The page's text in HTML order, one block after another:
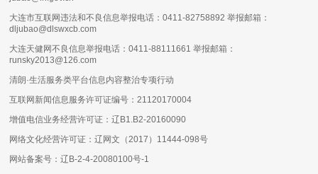
大连市互联网违法和不良信息举报电话：0411-82758892 举报邮箱：
dljubao@dlswxcb.com
大连天健网不良信息举报电话：0411-88111661 举报邮箱：
runsky2013@126.com
清朗·生活服务类平台信息内容整治专项行动
互联网新闻信息服务许可证编号：21120170004
增值电信业务经营许可证：辽B1.B2-20160090
网络文化经营许可证：辽网文（2017）11444-098号
网站备案号：辽B-2-4-20080100号-1